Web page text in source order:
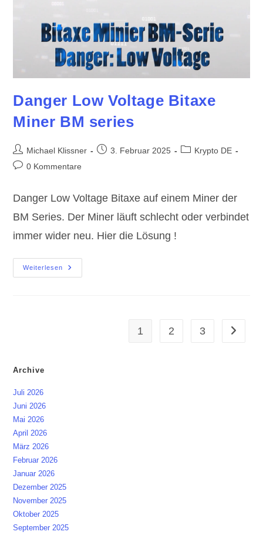
Danger Low Voltage Bitaxe
Miner BM series
Beitrags-
Autor:
Michael Klissner
Beitrag3. Februar 2025
Beitrags-
Krypto DE
Beitrags-
0 Kommentare
Danger Low Voltage Bitaxe auf einem Miner der
BM Series. Der Miner läuft schlecht oder verbindet
immer wider neu. Hier die Lösung !
Weiterlesen
Danger
Low
1 2 3 Zur
Archive
Juli 2026
Juni 2026
Mai 2026
April 2026
März 2026
Februar 2026
Januar 2026
Dezember 2025
November 2025
Oktober 2025
September 2025